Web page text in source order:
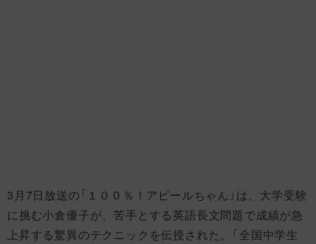
3月7日放送の「１００％！アピールちゃん」は、大学受験
に挑む小倉優子が、苦手とする英語長文問題で成績が急
上昇する驚異のテクニックを伝授された。「全国中学生